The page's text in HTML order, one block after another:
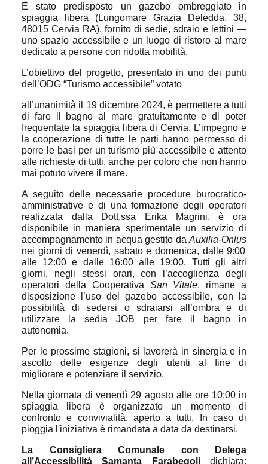
È stato predisposto un gazebo ombreggiato in
spiaggia libera (Lungomare Grazia Deledda, 38,
48015 Cervia RA), fornito di sedie, sdraio e lettini —
uno spazio accessibile e un luogo di ristoro al mare
dedicato a persone con ridotta mobilità.
L’obiettivo del progetto, presentato in uno dei punti
dell’ODG “Turismo accessibile” votato
all’unanimità il 19 dicembre 2024, è permettere a tutti
di fare il bagno al mare gratuitamente e di poter
frequentate la spiaggia libera di Cervia. L’impegno e
la cooperazione di tutte le parti hanno permesso di
porre le basi per un turismo più accessibile e attento
alle richieste di tutti, anche per coloro che non hanno
mai potuto vivere il mare.
A seguito delle necessarie procedure burocratico-
amministrative e di una formazione degli operatori
realizzata dalla Dott.ssa Erika Magrini, è ora
disponibile in maniera sperimentale un servizio di
accompagnamento in acqua gestito da Auxilia-Onlus
nei giorni di venerdì, sabato e domenica, dalle 9:00
alle 12:00 e dalle 16:00 alle 19:00. Tutti gli altri
giorni, negli stessi orari, con l’accoglienza degli
operatori della Cooperativa San Vitale, rimane a
disposizione l’uso del gazebo accessibile, con la
possibilità di sedersi o sdraiarsi all’ombra e di
utilizzare la sedia JOB per fare il bagno in
autonomia.
Per le prossime stagioni, si lavorerà in sinergia e in
ascolto delle esigenze degli utenti al fine di
migliorare e potenziare il servizio.
Nella giornata di venerdì 29 agosto alle ore 10:00 in
spiaggia libera è organizzato un momento di
confronto e convivialità, aperto a tutti. In caso di
pioggia l'iniziativa è rimandata a data da destinarsi.
La Consigliera Comunale con Delega
all’Accessibilità Samanta Farabegolidichiara: